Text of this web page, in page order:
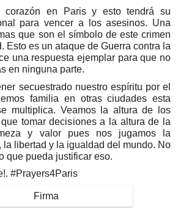
corazón en Paris y esto tendrá su
para vencer a los asesinos. Una
que son el símbolo de este crimen
Esto es un ataque de Guerra contra la
una respuesta ejemplar para que no
en ninguna parte.
secuestrado nuestro espíritu por el
familia en otras ciudades esta
multiplica. Veamos la altura de los
tomar decisiones a la altura de la
y valor pues nos jugamos la
la libertad y la igualdad del mundo. No
que pueda justificar eso.
#Prayers4Paris